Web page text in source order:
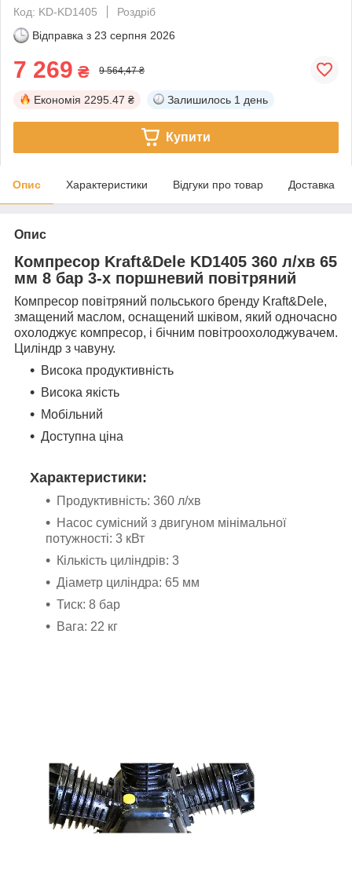
Код: KD-KD1405
Роздріб
Відправка з 23 серпня 2026
7 269 ₴ 9 564,47 ₴
Економія 2295.47 ₴ Залишилось 1 день
Купити
Опис Характеристики Відгуки про товар Доставка
Опис
Компресор Kraft&Dele KD1405 360 л/хв 65
мм 8 бар 3-х поршневий повітряний
Компресор повітряний польського бренду Kraft&Dele,
змащений маслом, оснащений шківом, який одночасно
охолоджує компресор, і бічним повітроохолоджувачем.
Циліндр з чавуну.
Висока продуктивність
Висока якість
Мобільний
Доступна ціна
Характеристики:
Продуктивність: 360 л/хв
Насос сумісний з двигуном мінімальної
потужності: 3 кВт
Кількість циліндрів: 3
Діаметр циліндра: 65 мм
Тиск: 8 бар
Вага: 22 кг